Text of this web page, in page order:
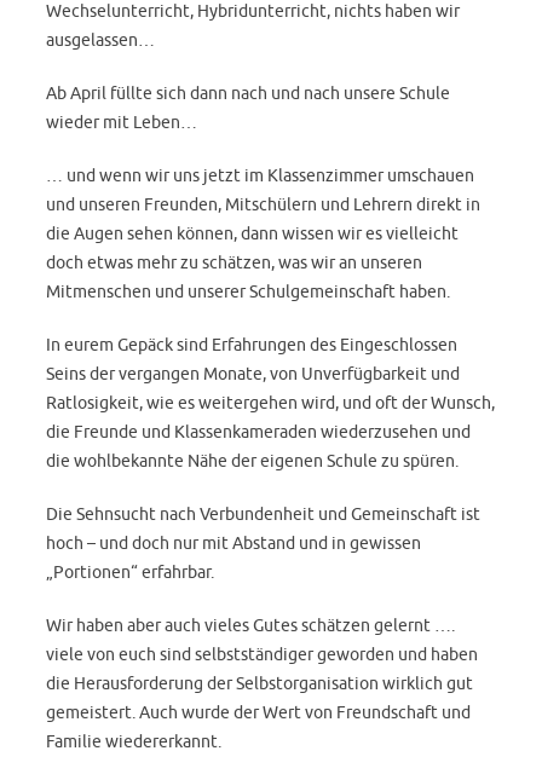
Wechselunterricht, Hybridunterricht, nichts haben wir
ausgelassen…
Ab April füllte sich dann nach und nach unsere Schule
wieder mit Leben…
… und wenn wir uns jetzt im Klassenzimmer umschauen
und unseren Freunden, Mitschülern und Lehrern direkt in
die Augen sehen können, dann wissen wir es vielleicht
doch etwas mehr zu schätzen, was wir an unseren
Mitmenschen und unserer Schulgemeinschaft haben.
In eurem Gepäck sind Erfahrungen des Eingeschlossen
Seins der vergangen Monate, von Unverfügbarkeit und
Ratlosigkeit, wie es weitergehen wird, und oft der Wunsch,
die Freunde und Klassenkameraden wiederzusehen und
die wohlbekannte Nähe der eigenen Schule zu spüren.
Die Sehnsucht nach Verbundenheit und Gemeinschaft ist
hoch – und doch nur mit Abstand und in gewissen
„Portionen“ erfahrbar.
Wir haben aber auch vieles Gutes schätzen gelernt ….
viele von euch sind selbstständiger geworden und haben
die Herausforderung der Selbstorganisation wirklich gut
gemeistert. Auch wurde der Wert von Freundschaft und
Familie wiedererkannt.